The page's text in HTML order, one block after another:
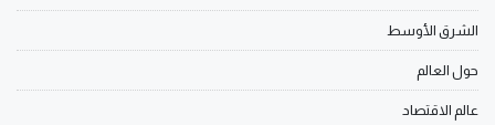
الشرق الأوسط
حول العالم
عالم الاقتصاد